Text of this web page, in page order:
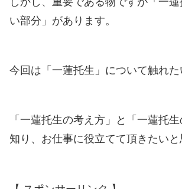
い部分」があります。
今回は「一蓮托生」について触れた
「一蓮托生の考え方」と「一蓮托
知り、お仕事に役立てて頂きたいと